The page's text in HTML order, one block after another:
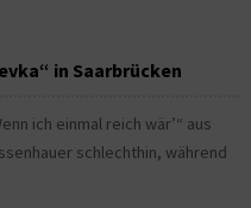
in Saarbrücken
ich einmal reich wär’“ aus
schlechthin, während